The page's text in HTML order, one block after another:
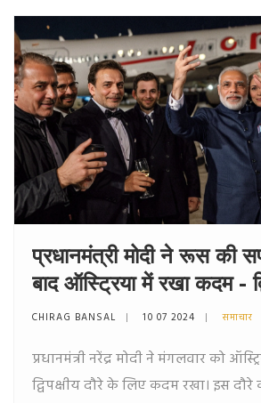
प्रधानमंत्री मोदी ने रूस की
बाद ऑस्ट्रिया में रखा कदम -
को मजबूत करने पर होगी चर्चा
CHIRAG BANSAL 10 07 2024 समाचार
प्रधानमंत्री नरेंद्र मोदी ने मंगलवार को
द्विपक्षीय दौरे के लिए कदम रखा। इस